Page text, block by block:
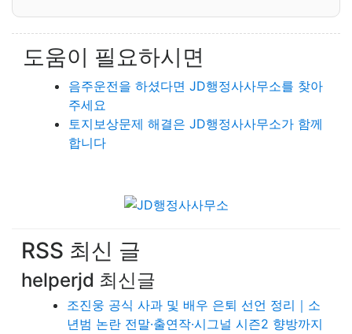
도움이 필요하시면
음주운전을 하셨다면 JD행정사사무소를 찾아
주세요
토지보상문제 해결은 JD행정사사무소가 함께
합니다
RSS 최신 글
helperjd 최신글
조진웅 공식 사과 및 배우 은퇴 선언 정리｜소
년범 논란 전말·출연작·시그널 시즌2 향방까지